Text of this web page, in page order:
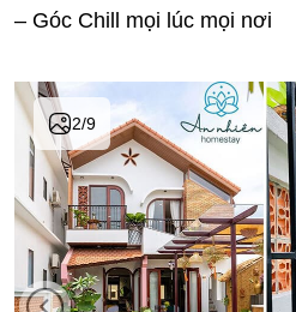
– Góc Chill mọi lúc mọi nơi
2/9